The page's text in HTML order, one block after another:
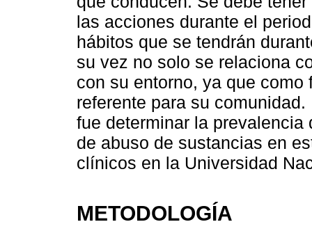
las acciones durante el
hábitos que se tendrán
su vez no solo se relaciona
con su entorno, ya que
referente para su
fue determinar la
de abuso de sustancias en
clínicos en la Universidad
METODOLOGÍA